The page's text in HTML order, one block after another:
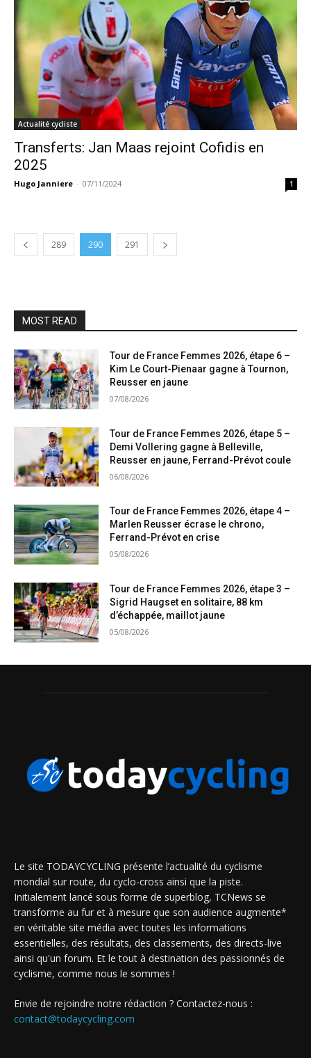
Actualité cycliste
Transferts: Jan Maas rejoint Cofidis en
2025
Hugo Janniere - 07/11/2024 1
289 290 291
MOST READ
Tour de France Femmes 2026, étape 6 –
Kim Le Court-Pienaar gagne à Tournon,
Reusser en jaune
07/08/2026
Tour de France Femmes 2026, étape 5 –
Demi Vollering gagne à Belleville,
Reusser en jaune, Ferrand-Prévot coule
06/08/2026
Tour de France Femmes 2026, étape 4 –
Marlen Reusser écrase le chrono,
Ferrand-Prévot en crise
05/08/2026
Tour de France Femmes 2026, étape 3 –
Sigrid Haugset en solitaire, 88 km
d’échappée, maillot jaune
05/08/2026
Le site TODAYCYCLING présente l’actualité du cyclisme
mondial sur route, du cyclo-cross ainsi que la piste.
Initialement lancé sous forme de superblog, TCNews se
transforme au fur et à mesure que son audience augmente*
en véritable site média avec toutes les informations
essentielles, des résultats, des classements, des directs-live
ainsi qu'un forum. Et le tout à destination des passionnés de
cyclisme, comme nous le sommes !
Envie de rejoindre notre rédaction ? Contactez-nous :
contact@todaycycling.com